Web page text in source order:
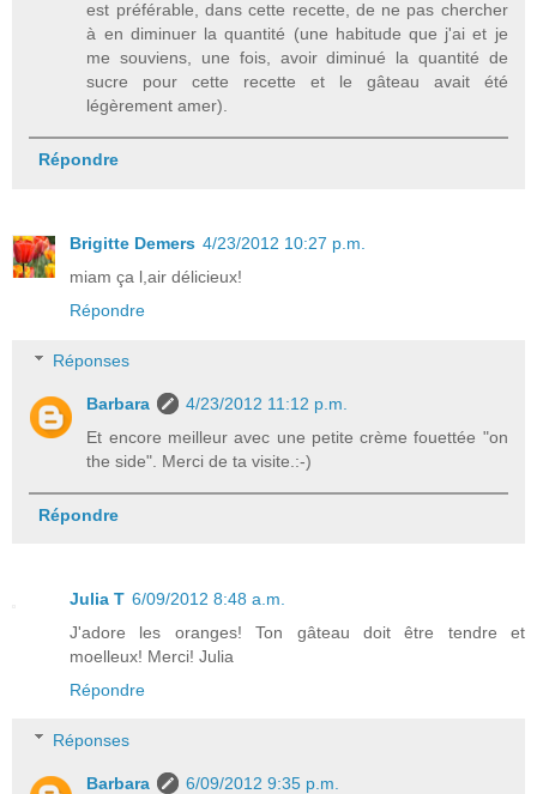
est préférable, dans cette recette, de ne pas chercher
à en diminuer la quantité (une habitude que j'ai et je
me souviens, une fois, avoir diminué la quantité de
sucre pour cette recette et le gâteau avait été
légèrement amer).
Répondre
Brigitte Demers 4/23/2012 10:27 p.m.
miam ça l,air délicieux!
Répondre
Réponses
Barbara
4/23/2012 11:12 p.m.
Et encore meilleur avec une petite crème fouettée "on
the side". Merci de ta visite.:-)
Répondre
Julia T 6/09/2012 8:48 a.m.
J'adore les oranges! Ton gâteau doit être tendre et
moelleux! Merci! Julia
Répondre
Réponses
Barbara
6/09/2012 9:35 p.m.